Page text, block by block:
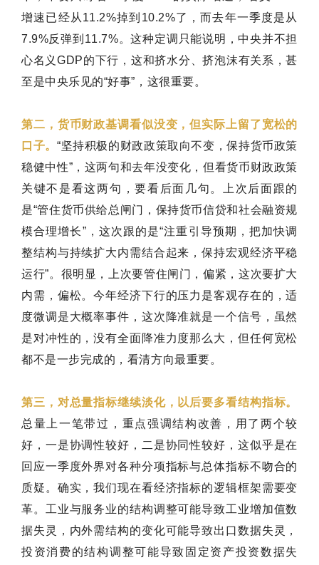
增速已经从11.2%掉到10.2%了，而去年一季度是从
7.9%反弹到11.7%。这种定调只能说明，中央并不担
心名义GDP的下行，这和挤水分、挤泡沫有关系，甚
至是中央乐见的“好事”，这很重要。
第二，货币财政基调看似没变，但实际上留了宽松的
口子。 “坚持积极的财政政策取向不变，保持货币政策
稳健中性”，这两句和去年没变化，但看货币财政政策
关键不是看这两句，要看后面几句。上次后面跟的
是“管住货币供给总闸门，保持货币信贷和社会融资规
模合理增长”，这次跟的是“注重引导预期，把加快调
整结构与持续扩大内需结合起来，保持宏观经济平稳
运行”。很明显，上次要管住闸门，偏紧，这次要扩大
内需，偏松。今年经济下行的压力是客观存在的，适
度微调是大概率事件，这次降准就是一个信号，虽然
是对冲性的，没有全面降准力度那么大，但任何宽松
都不是一步完成的，看清方向最重要。
第三，对总量指标继续淡化，以后要多看结构指标。
总量上一笔带过，重点强调结构改善，用了两个较
好，一是协调性较好，二是协同性较好，这似乎是在
回应一季度外界对各种分项指标与总体指标不吻合的
质疑。确实，我们现在看经济指标的逻辑框架需要变
革。工业与服务业的结构调整可能导致工业增加值数
据失灵，内外需结构的变化可能导致出口数据失灵，
投资消费的结构调整可能导致固定资产投资数据失